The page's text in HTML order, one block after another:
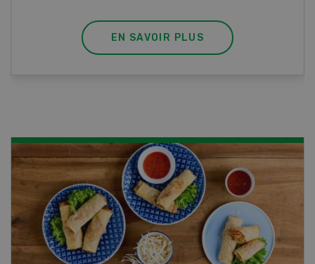
EN SAVOIR PLUS